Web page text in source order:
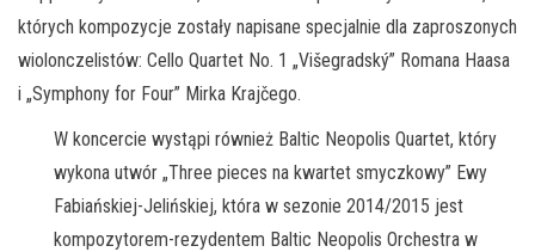
których kompozycje zostały napisane specjalnie dla zaproszonych
wiolonczelistów: Cello Quartet No. 1 „Višegradský” Romana Haasa
i „Symphony for Four” Mirka Krajčego.
W koncercie wystąpi również Baltic Neopolis Quartet, który
wykona utwór „Three pieces na kwartet smyczkowy” Ewy
Fabiańskiej-Jelińskiej, która w sezonie 2014/2015 jest
kompozytorem-rezydentem Baltic Neopolis Orchestra w